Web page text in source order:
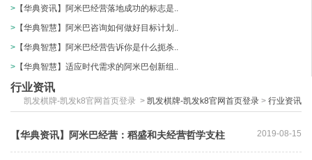
> 【华典资讯】阿米巴经营落地成功的标志是..
> 【华典智慧】阿米巴咨询如何做好目标计划..
> 【华典智慧】阿米巴经营告诉你是什么扼杀..
> 【华典智慧】适应时代需求的阿米巴创新组..
行业资讯
凯发棋牌-凯发k8官网首页登录 > 凯发棋牌-凯发k8官网首页登录 > 行业资讯
【华典资讯】阿米巴经营：稻盛和夫经营哲学支柱 2019-08-15